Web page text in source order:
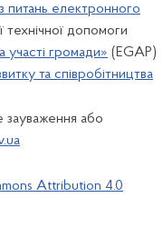
питань електронного
допомоги
участі громади» (EGAP)
та співробітництва
зауваження або
Attribution 4.0